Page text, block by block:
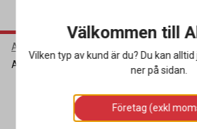
AllOffice
Avery - utomhus, IT och inventarier
Avery - utomhus, IT
Välkommen till
Vilken typ av kund är du? Du kan
ner på sidan.
Företag (exkl